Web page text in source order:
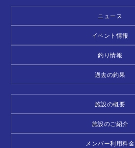
ニュース
イベント情報
釣り情報
過去の釣果
施設の概要
施設のご紹介
メンバー利用料金